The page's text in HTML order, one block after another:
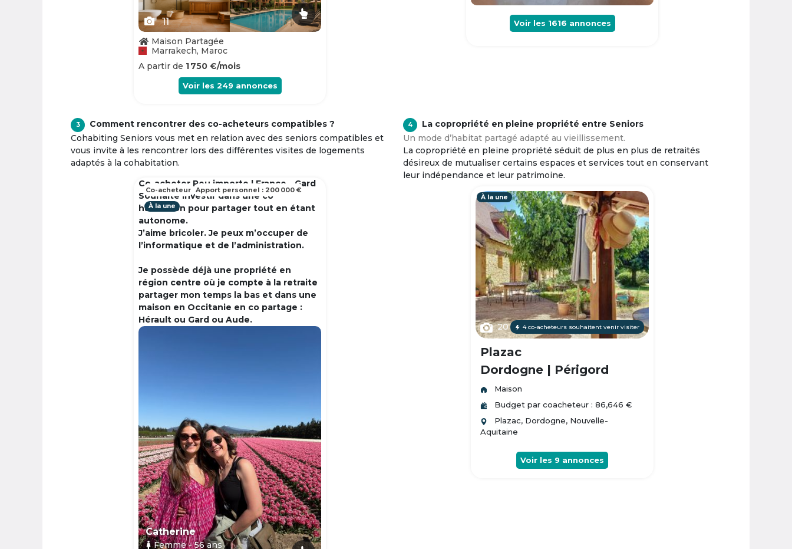
11
Maison Partagée
Marrakech, Maroc
A partir de 1 750 €/mois
Voir les 249 annonces
Voir les 1616 annonces
3
Comment rencontrer des co-acheteurs compatibles ?
Cohabiting Seniors vous met en relation avec des seniors compatibles et
vous invite à les rencontrer lors des différentes visites de logements
adaptés à la cohabitation.
Co-acheter Peu importe | France - Gard
Souhaite investir dans une co
habitation pour partager tout en étant
autonome.
J’aime bricoler. Je peux m’occuper de
l’informatique et de l’administration.
Je possède déjà une propriété en
région centre où je compte à la retraite
partager mon temps la bas et dans une
maison en Occitanie en co partage :
Hérault ou Gard ou Aude.
À la une
Catherine
Femme- 56ans
Co-acheteur Apport personnel : 200 000 €
4
La copropriété en pleine propriété entre Seniors
Un mode d’habitat partagé adapté au vieillissement.
La copropriété en pleine propriété séduit de plus en plus de retraités
désireux de mutualiser certains espaces et services tout en conservant
leur indépendance et leur patrimoine.
À la une
20 4 co-acheteurs souhaitent venir visiter
Plazac
Dordogne | Périgord
Maison
Budget par coacheteur : 86,646 €
Plazac, Dordogne, Nouvelle-
Aquitaine
Voir les 9 annonces